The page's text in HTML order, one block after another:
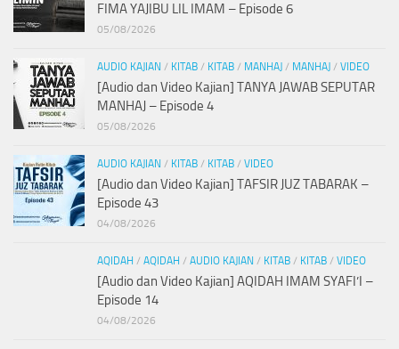
FIMA YAJIBU LIL IMAM – Episode 6
05/08/2026
AUDIO KAJIAN / KITAB / KITAB / MANHAJ / MANHAJ / VIDEO
[Audio dan Video Kajian] TANYA JAWAB SEPUTAR
MANHAJ – Episode 4
05/08/2026
AUDIO KAJIAN / KITAB / KITAB / VIDEO
[Audio dan Video Kajian] TAFSIR JUZ TABARAK –
Episode 43
04/08/2026
AQIDAH / AQIDAH / AUDIO KAJIAN / KITAB / KITAB / VIDEO
[Audio dan Video Kajian] AQIDAH IMAM SYAFI’I –
Episode 14
04/08/2026